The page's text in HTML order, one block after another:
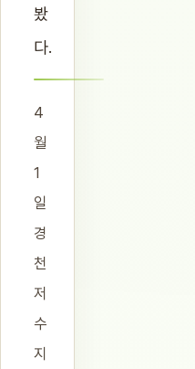
봤
다.
4
월
1
일
경
천
저
수
지